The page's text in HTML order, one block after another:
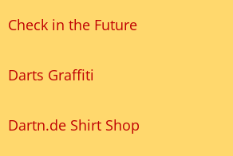
Check in the Future
Darts Graffiti
Dartn.de Shirt Shop